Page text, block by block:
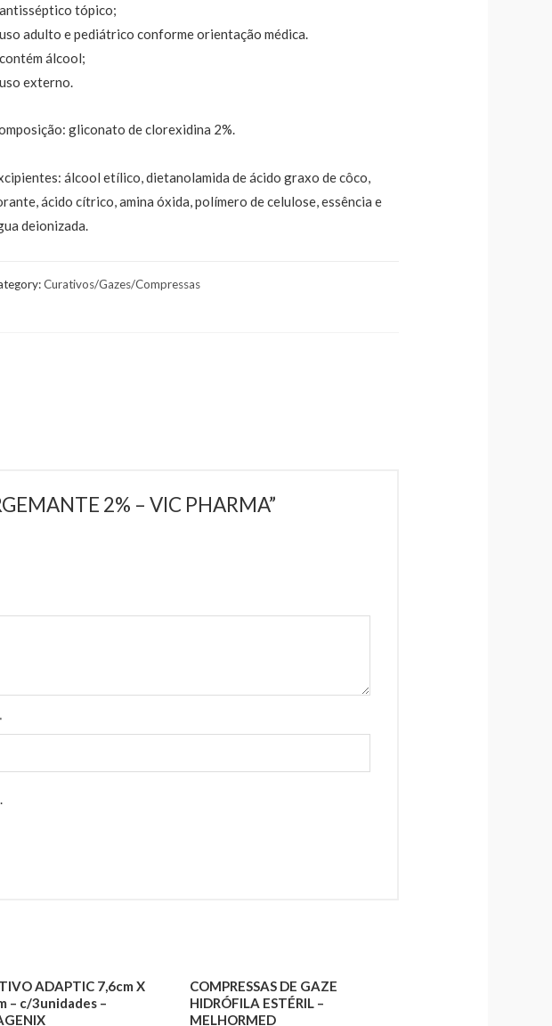
tópico;
adulto e pediátrico conforme orientação médica.
álcool;
externo.
gliconato de clorexidina 2%.
álcool etílico, dietanolamida de ácido graxo de côco,
ácido cítrico, amina óxida, polímero de celulose, essência e
deionizada.
Curativos/Gazes/Compressas
2% – VIC PHARMA”
ADAPTIC 7,6cm X
– c/3unidades –
COMPRESSAS DE GAZE
HIDRÓFILA ESTÉRIL –
MELHORMED